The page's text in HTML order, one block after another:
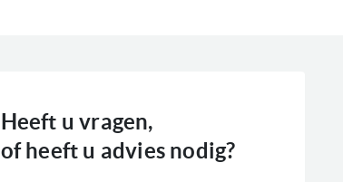
Heeft u vragen,
of heeft u advies nodig?